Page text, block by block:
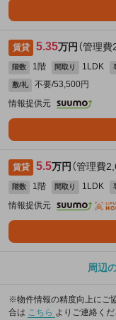
賃貸 5.35万円 （管理費
階数 1階 間取り 1LDK
敷/礼
不要/53,500円
情報提供元
賃貸 5.5万円 （管理費
階数 1階 間取り 1LDK
情報提供元
周辺
※物件情報の精度向上にご
合は こちら よりご連絡くだ